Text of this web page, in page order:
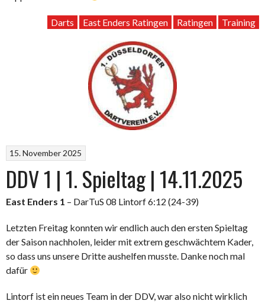
Darts East Enders Ratingen Ratingen Training
15. November 2025
DDV 1 | 1. Spieltag | 14.11.2025
East Enders 1 – DarTuS 08 Lintorf 6:12 (24-39)
Letzten Freitag konnten wir endlich auch den ersten Spieltag
der Saison nachholen, leider mit extrem geschwächtem Kader,
so dass uns unsere Dritte aushelfen musste. Danke noch mal
dafür
Lintorf ist ein neues Team in der DDV, war also nicht wirklich